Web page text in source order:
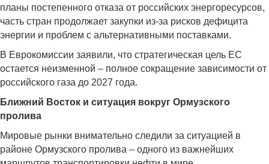
планы постепенного отказа от российских энергоресурсов,
часть стран продолжает закупки из-за рисков дефицита
энергии и проблем с альтернативными поставками.
В Еврокомиссии заявили, что стратегическая цель ЕС
остается неизменной – полное сокращение зависимости от
российского газа до 2027 года.
Ближний Восток и ситуация вокруг Ормузского
пролива
Мировые рынки внимательно следили за ситуацией в
районе Ормузского пролива – одного из важнейших